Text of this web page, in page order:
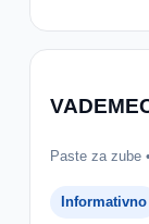
Paste za zube
Informativno